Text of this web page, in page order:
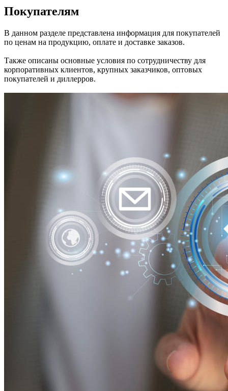
Покупателям
В данном разделе представлена информация для покупателей
по ценам на продукцию, оплате и доставке заказов.
Также описаны основные условия по сотрудничеству для
корпоративных клиентов, крупных заказчиков, оптовых
покупателей и диллерров.